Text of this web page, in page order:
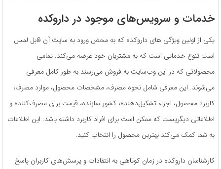
خدمات و سرویس‌های موجود در داروکده
یکی از اولین ویژگی های داروکده که به محض ورود به سایت آن قابل لمس
است تنوع خدماتی است که به مشتریان خود عرضه می‌کند. تمامی
محصولاتی که در این وب‌سایت به فروش می‌رسند به طور کامل معرفی
می‌شوند. این معرفی شامل نحوه مصرف، مشخصات محصول، موارد مصرف،
کاربرد محصول، اجزاء تشکیل‌دهنده، کشور سازنده، قیمت برای مصرف‌کننده و
اطلاعاتی دیگریست که ممکن است برای افراد کاربرد داشته باشد. این اطلاعات
به شما کمک می‌کند بهترین محصول را انتخاب کنید.
کارشناسان داروکده در زمان کوتاهی به انتقادات و پرسش‌های کاربران پاسخ